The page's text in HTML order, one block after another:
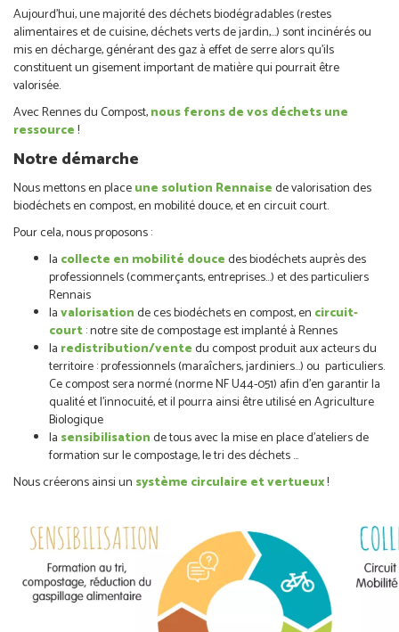
Aujourd’hui, une majorité des déchets biodégradables (restes
alimentaires et de cuisine, déchets verts de jardin,…) sont incinérés ou
mis en décharge, générant des gaz à effet de serre alors qu’ils
constituent un gisement important de matière qui pourrait être
valorisée.
Avec Rennes du Compost,nous ferons de vos déchets une
ressource!
Notre démarche
Nous mettons en placeune solution Rennaisede valorisation des
biodéchets en compost, en mobilité douce, et en circuit court.
Pour cela, nous proposons :
la collecte en mobilité doucedes biodéchets auprès des
professionnels (commerçants, entreprises…) et des particuliers
Rennais
lavalorisationde ces biodéchets en compost, en circuit-
court: notre site de compostage est implanté à Rennes
la redistribution/ventedu compost produit aux acteurs du
territoire : professionnels (maraîchers, jardiniers…) ou particuliers.
Ce compost sera normé (norme NF U44-051) afin d’en garantir la
qualité et l’innocuité, et il pourra ainsi être utilisé en Agriculture
Biologique
la sensibilisationde tous avec la mise en place d’ateliers de
formation sur le compostage, le tri des déchets …
Nous créerons ainsi un système circulaire et vertueux!